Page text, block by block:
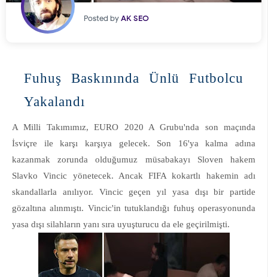
Posted byAK SEO
Fuhuş Baskınında Ünlü Futbolcu
Yakalandı
A Milli Takımımız, EURO 2020 A Grubu'nda son maçında
İsviçre ile karşı karşıya gelecek. Son 16'ya kalma adına
kazanmak zorunda olduğumuz müsabakayı Sloven hakem
Slavko Vincic yönetecek. Ancak FIFA kokartlı hakemin adı
skandallarla anılıyor. Vincic geçen yıl yasa dışı bir partide
gözaltına alınmıştı. Vincic'in tutuklandığı fuhuş operasyonunda
yasa dışı silahların yanı sıra uyuşturucu da ele geçirilmişti.